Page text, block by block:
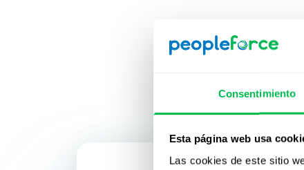
Consentimiento
Esta página web usa
Las cookies de este sitio